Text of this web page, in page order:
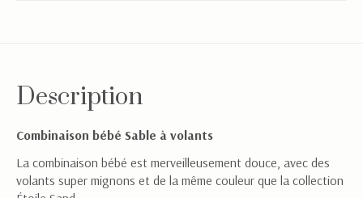
Description
Combinaison bébé Sable à volants
La combinaison bébé est merveilleusement douce, avec des
volants super mignons et de la même couleur que la collection